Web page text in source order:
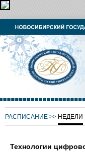
РАСПИСАНИЕ >> НЕДЕЛИ
Технологии